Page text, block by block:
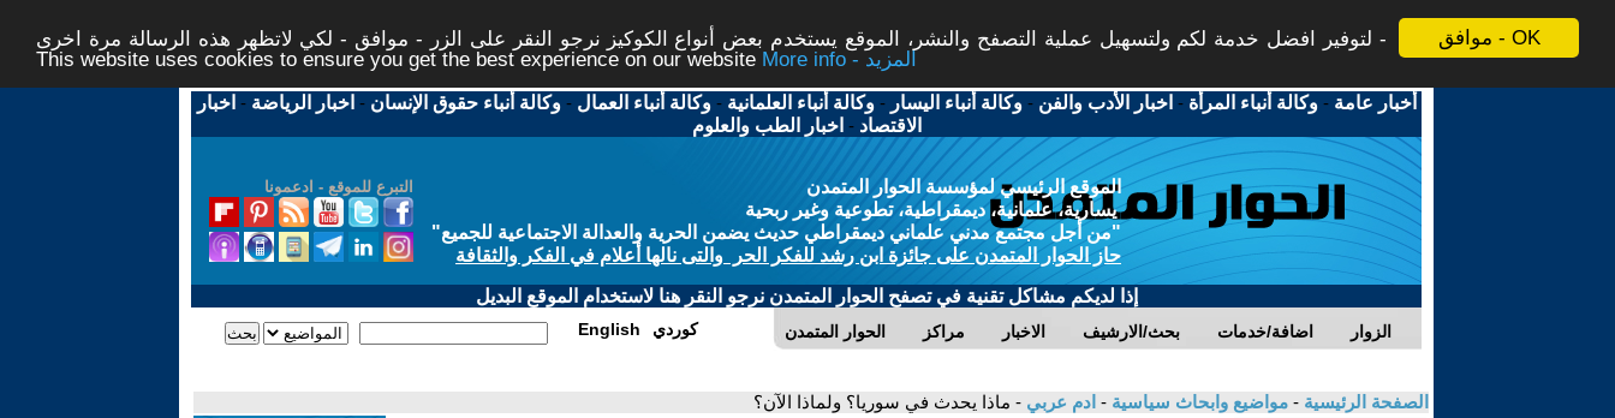
موافق - OK
لتوفير افضل خدمة لكم ولتسهيل عملية التصفح والنشر، الموقع يستخدم بعض أنواع الكوكيز نرجو النقر على الزر - موافق - لكي لاتظهر هذه الرسالة مرة اخرى -
This website uses cookies to ensure you get the best experience on our website
More info - المزيد
أخبار عامة -وكالة أنباء المرأة - اخبار الأدب والفن -وكالة أنباء اليسار -وكالة أنباء العلمانية -وكالة أنباء العمال -وكالة أنباء حقوق الإنسان - اخبار الرياضة - اخبار
الاقتصاد - اخبار الطب والعلوم
التبرع للموقع - ادعمونا
الموقع الرئيسي لمؤسسة الحوار المتمدن
يسارية، علمانية، ديمقراطية، تطوعية وغير ربحية
"من أجل مجتمع مدني علماني ديمقراطي حديث يضمن الحرية والعدالة الاجتماعية للجميع"
حاز الحوار المتمدن على جائزة ابن رشد للفكر الحر والتى نالها أعلام في الفكر والثقافة
إذا لديكم مشاكل تقنية في تصفح الحوار المتمدن نرجو النقر هنا لاستخدام الموقع البديل
الحوار المتمدن مراكز الاخبار بحث/الارشيف اضافة/خدمات الزوار English كوردي
الصفحة الرئيسية - مواضيع وابحاث سياسية - ادم عربي - ماذا يحدث في سوريا؟ ولماذا الآن؟